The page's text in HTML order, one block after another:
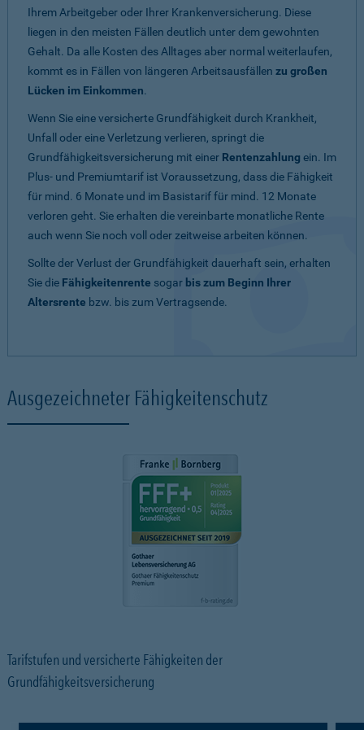
Ihrem Arbeitgeber oder Ihrer Krankenversicherung. Diese
liegen in den meisten Fällen deutlich unter dem gewohnten
Gehalt. Da alle Kosten des Alltages aber normal weiterlaufen,
kommt es in Fällen von längeren Arbeitsausfällen zu großen
Lücken im Einkommen.
Wenn Sie eine versicherte Grundfähigkeit durch Krankheit,
Unfall oder eine Verletzung verlieren, springt die
Grundfähigkeitsversicherung mit einer Rentenzahlung ein. Im
Plus- und Premiumtarif ist Voraussetzung, dass die Fähigkeit
für mind. 6 Monate und im Basistarif für mind. 12 Monate
verloren geht. Sie erhalten die vereinbarte monatliche Rente
auch wenn Sie noch voll oder zeitweise arbeiten können.
Sollte der Verlust der Grundfähigkeit dauerhaft sein, erhalten
Sie die Fähigkeitenrente sogar bis zum Beginn Ihrer
Altersrente bzw. bis zum Vertragsende.
Ausgezeichneter Fähigkeitenschutz
Tarifstufen und versicherte Fähigkeiten der
Grundfähigkeitsversicherung